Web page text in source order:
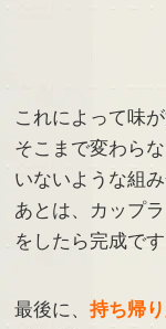
これによって味が
そこまで変わら
いないような組
あとは、カップ
をしたら完成です
最後に、持ち帰